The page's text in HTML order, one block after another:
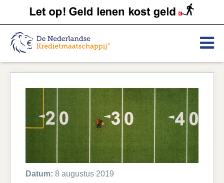
Datum: 8 augustus 2019